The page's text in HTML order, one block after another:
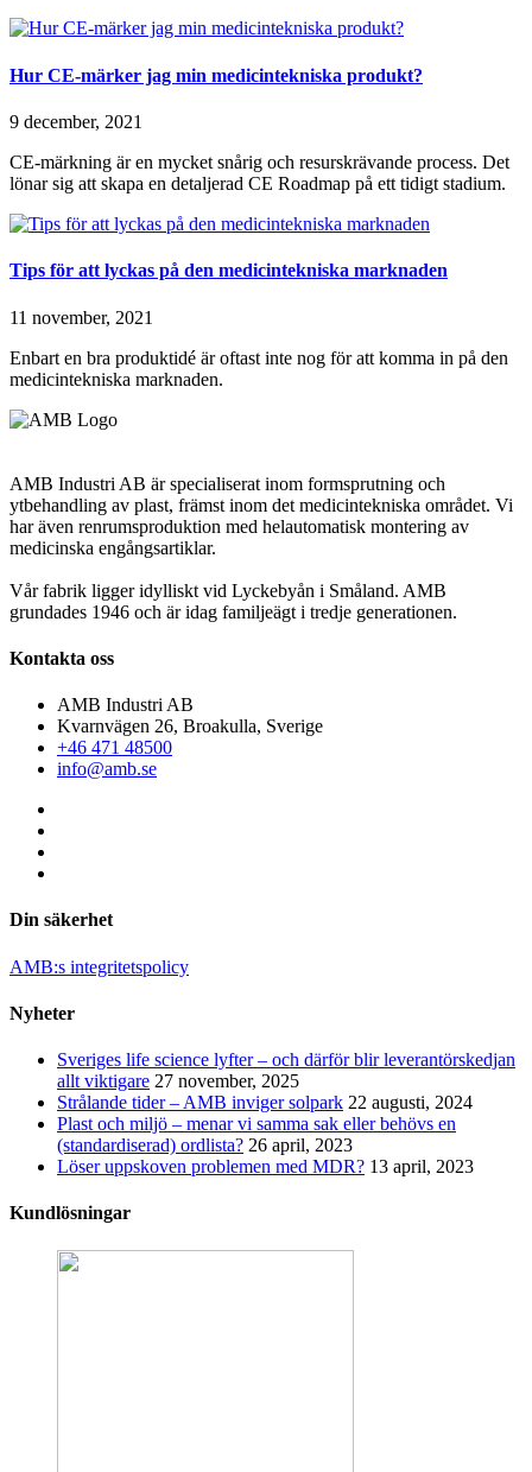
Hur CE-märker jag min medicintekniska produkt?
9 december, 2021
CE-märkning är en mycket snårig och resurskrävande process. Det
lönar sig att skapa en detaljerad CE Roadmap på ett tidigt stadium.
Tips för att lyckas på den medicintekniska marknaden
11 november, 2021
Enbart en bra produktidé är oftast inte nog för att komma in på den
medicintekniska marknaden.
AMB Industri AB är specialiserat inom formsprutning och
ytbehandling av plast, främst inom det medicintekniska området. Vi
har även renrumsproduktion med helautomatisk montering av
medicinska engångsartiklar.
Vår fabrik ligger idylliskt vid Lyckebyån i Småland. AMB
grundades 1946 och är idag familjeägt i tredje generationen.
Kontakta oss
AMB Industri AB
Kvarnvägen 26, Broakulla, Sverige
+46 471 48500
info@amb.se
Din säkerhet
AMB:s integritetspolicy
Nyheter
Sveriges life science lyfter – och därför blir leverantörskedjan
allt viktigare 27 november, 2025
Strålande tider – AMB inviger solpark 22 augusti, 2024
Plast och miljö – menar vi samma sak eller behövs en
(standardiserad) ordlista? 26 april, 2023
Löser uppskoven problemen med MDR? 13 april, 2023
Kundlösningar